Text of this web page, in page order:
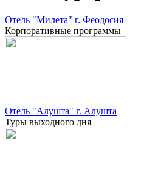
Отель "Милета" г. Феодосия
Корпоративные программы
Отель "Алушта" г. Алушта
Туры выходного дня